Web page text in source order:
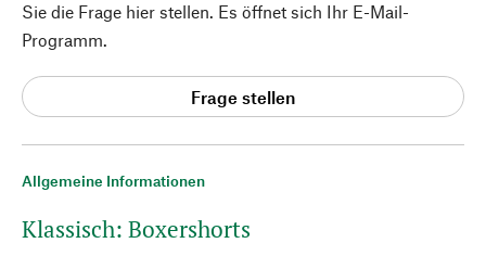
Allgemeine Informationen
Klassisch: Boxershorts
Sie die Frage hier stellen. Es öffnet sich Ihr E-Mail-
Programm.
Frage stellen